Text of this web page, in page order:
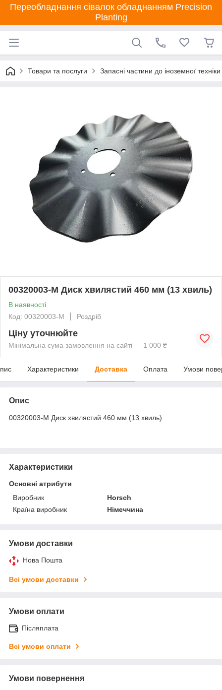
Переобладнання сівалок обладнанням Precision
Planting
Товари та послуги Запасні частини до іноземної техніки
00320003-M Диск хвилястий 460 мм (13 хвиль)
В наявності
Код: 00320003-M
Роздріб
Ціну уточнюйте
Мінімальна сума замовлення на сайті — 1 000 ₴
Характеристики Доставка Оплата Умови
Опис
00320003-M Диск хвилястий 460 мм (13 хвиль)
Характеристики
Основні атрибути
Виробник
Horsch
Країна виробник
Німеччина
Умови доставки
Нова Пошта
Всі умови доставки
Умови оплати
Післяплата
Всі умови оплати
Умови повернення